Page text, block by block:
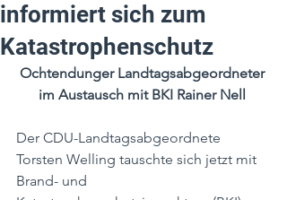
informiert sich zum
Katastrophenschutz
Ochtendunger Landtagsabgeordneter
im Austausch mit BKI Rainer Nell
Der CDU-Landtagsabgeordnete
Torsten Welling tauschte sich jetzt mit
Brand- und